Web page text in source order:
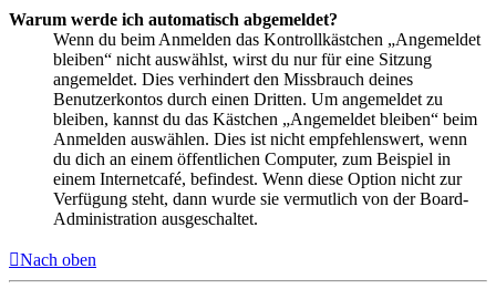
Warum werde ich automatisch abgemeldet?
Wenn du beim Anmelden das Kontrollkästchen „Angemeldet
bleiben“ nicht auswählst, wirst du nur für eine Sitzung
angemeldet. Dies verhindert den Missbrauch deines
Benutzerkontos durch einen Dritten. Um angemeldet zu
bleiben, kannst du das Kästchen „Angemeldet bleiben“ beim
Anmelden auswählen. Dies ist nicht empfehlenswert, wenn
du dich an einem öffentlichen Computer, zum Beispiel in
einem Internetcafé, befindest. Wenn diese Option nicht zur
Verfügung steht, dann wurde sie vermutlich von der Board-
Administration ausgeschaltet.
Nach oben